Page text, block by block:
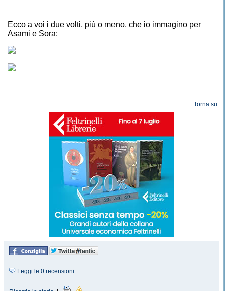
Ecco a voi i due volti, più o meno, che io immagino per
Asami e Sora:
Torna su
Leggi le 0 recensioni